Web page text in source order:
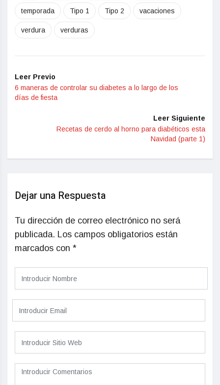
temporada Tipo 1 Tipo 2 vacaciones
verdura verduras
Leer Previo
6 maneras de controlar su diabetes a lo largo de los
días de fiesta
Leer Siguiente
Recetas de cerdo al horno para diabéticos esta
Navidad (parte 1)
Dejar una Respuesta
Tu dirección de correo electrónico no será
publicada. Los campos obligatorios están
marcados con *